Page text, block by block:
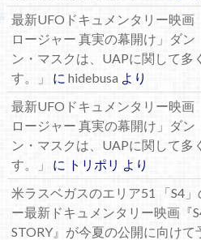
最新UFOドキュメンタリー映画
ロージャー 真実の幕開け」ダ
ン・マスクは、UAPに関して多
す。」
に hidebusaより
最新UFOドキュメンタリー映画
ロージャー 真実の幕開け」ダ
ン・マスクは、UAPに関して多
す。」
に トリポリ より
米ラスベガスのエリア51 「S4
ー最新ドキュメンタリー映画『
STORY』が今夏の公開に向けて